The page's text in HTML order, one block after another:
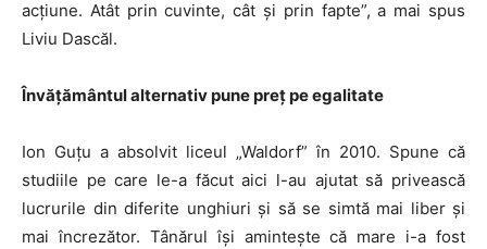
acțiune. Atât prin cuvinte, cât și prin fapte”, a mai spus
Liviu Dascăl.
Învățământul alternativ pune preț pe egalitate
Ion Guțu a absolvit liceul „Waldorf” în 2010. Spune că
studiile pe care le-a făcut aici l-au ajutat să privească
lucrurile din diferite unghiuri și să se simtă mai liber și
mai încrezător. Tânărul își amintește că mare i-a fost